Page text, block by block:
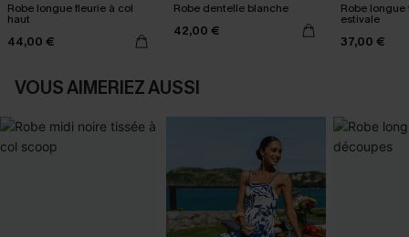
Robe longue fleurie à col
haut
44,00 €
Robe dentelle blanche
42,00 €
Robe
estivale
37,00 €
VOUS AIMERIEZ AUSSI